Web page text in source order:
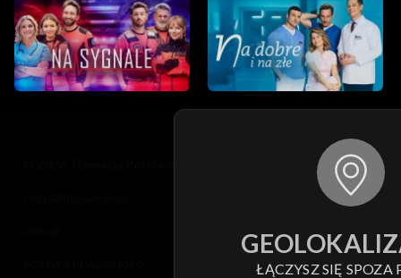
ŁĄCZYSZ SIĘ SPOZA